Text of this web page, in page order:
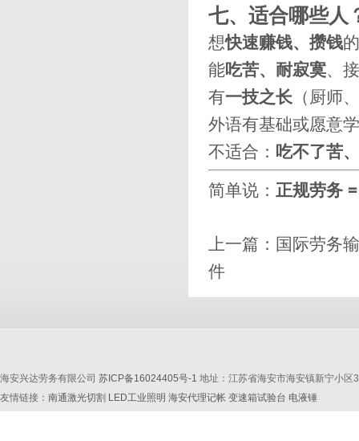
七、适合哪些人
想快速赚钱、攒钱
能吃苦、耐寂寞、
有一技之长 （厨师
外语有基础或愿意学
不适合： 吃不了苦
简单说： 正规劳务
上一篇： 国际劳务
件
海安兴达劳务有限公司 苏ICP备16024405号-1 地址：江苏省海安市海安镇新宁小
友情链接： 南通激光切割 LED工业照明 海安代理记帐 变速箱试验台 电液锤